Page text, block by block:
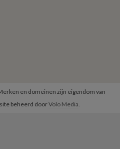
en domeinen zijn eigendom van
beheerd doorVolo Media.